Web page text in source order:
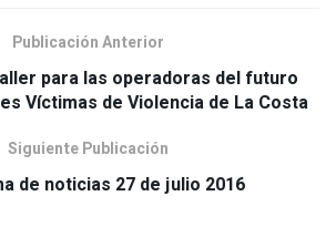
Publicación Anterior
para las operadoras del futuro
Hogar de Mujeres Víctimas de Violencia de La Costa‏
Siguiente Publicación
de noticias 27 de julio 2016